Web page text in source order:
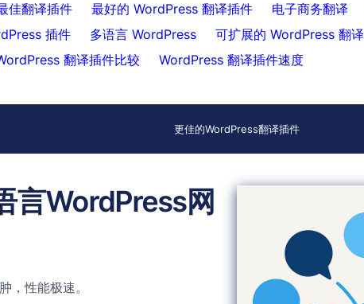
佳翻译插件 最好的 WordPress 翻译插件 电子商务翻译
插件 多语言 WordPress 可扩展的 WordPress 翻译
翻译插件比较 WordPress 翻译插件速度
更佳的WordPress翻译插件
言WordPress网
，性能极速。